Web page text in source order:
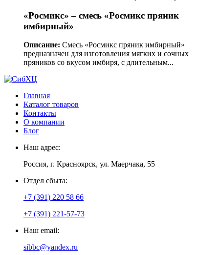
«Росмикс» – смесь «Росмикс пряник
имбирный»
Описание: Смесь «Росмикс пряник имбирный»
предназначен для изготовления мягких и сочных
пряников со вкусом имбиря, с длительным...
Главная
Каталог товаров
Контакты
О компании
Блог
Наш адрес:
Россия, г. Красноярск, ул. Маерчака, 55
Отдел сбыта:
+7 (391) 220 58 66
+7 (391) 221-57-73
Наш email:
sibbc@yandex.ru